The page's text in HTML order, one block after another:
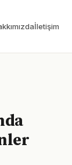
İletişim